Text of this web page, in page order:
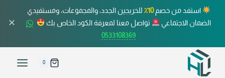
استفد من خصم10٪
للخريجين الجدد، والمجموعات، ومستفيدي
الضمان الاجتماعي
تواصل معنا لمعرفة الكود الخاص بك
0533108369
✕
0